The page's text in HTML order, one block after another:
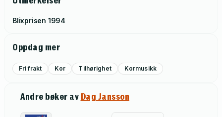
Blixprisen 1994
Oppdag mer
Fri frakt Kor Tilhørighet Kormusikk
Andre bøker av Dag Jansson